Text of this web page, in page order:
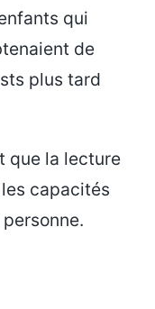
qui
de
plus tard
que la lecture
capacités